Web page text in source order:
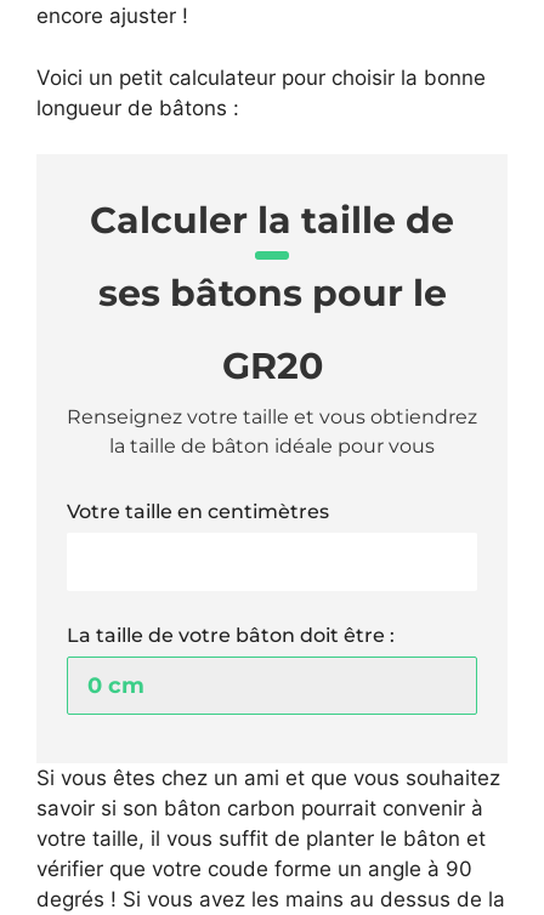
encore ajuster !
Voici un petit calculateur pour choisir la bonne
longueur de bâtons :
Calculer la taille de
ses bâtons pour le
GR20
Renseignez votre taille et vous obtiendrez
la taille de bâton idéale pour vous
Votre taille en centimètres
La taille de votre bâton doit être :
Si vous êtes chez un ami et que vous souhaitez
savoir si son bâton carbon pourrait convenir à
votre taille, il vous suffit de planter le bâton et
vérifier que votre coude forme un angle à 90
degrés ! Si vous avez les mains au dessus de la